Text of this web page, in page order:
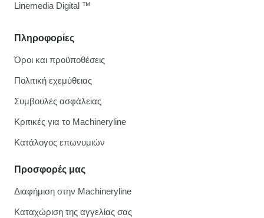
Πληροφορίες
Όροι και προϋποθέσεις
Πολιτική εχεμύθειας
Συμβουλές ασφάλειας
Κριτικές για το Machineryline
Κατάλογος επωνυμιών
Προσφορές μας
Διαφήμιση στην Machineryline
Καταχώριση της αγγελίας σας
Linemedia Digital ™